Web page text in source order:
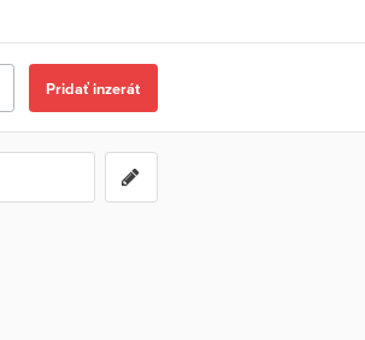
Pridať inzerát